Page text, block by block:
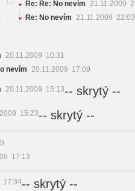
Re: Re: No nevím 21.11.2009
Re: No nevím 21.11.2009 22:03
20.11.2009 10:31
nevím 20.11.2009 17:09
20.11.2009 15:13-- skrytý --
15:23-- skrytý --
17:13
17:34-- skrytý --